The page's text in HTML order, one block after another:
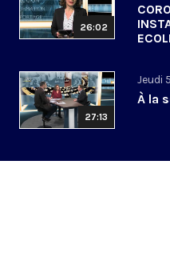
26:02
27:13
Jeudi
À la